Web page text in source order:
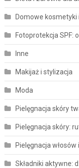
Domowe kosmetyki
Fotoprotekcja SPF:
Inne
Makijaż i stylizacja
Moda
Pielęgnacja skóry
Pielęgnacja skóry:
Pielęgnacja
Składniki aktywne: